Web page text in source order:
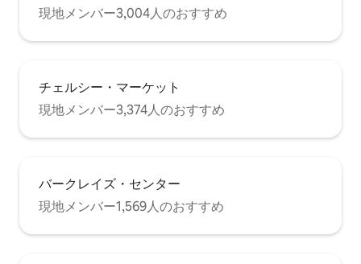
現地メンバー3,004人のおすすめ
チェルシー・マーケット
現地メンバー3,374人のおすすめ
バークレイズ・センター
現地メンバー1,569人のおすすめ